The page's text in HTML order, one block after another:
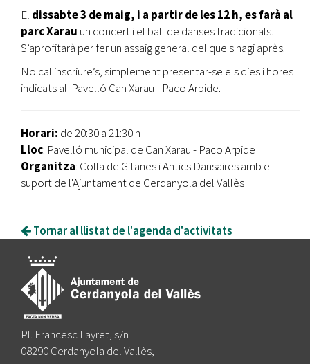
El dissabte 3 de maig, i a partir de les 12 h, es farà al
parc Xarau un concert i el ball de danses tradicionals.
S’aprofitarà per fer un assaig general del que s'hagi après.
No cal inscriure’s, simplement presentar-se els dies i hores
indicats al Pavelló Can Xarau - Paco Arpide.
Horari: de 20:30 a 21:30 h
Lloc: Pavelló municipal de Can Xarau - Paco Arpide
Organitza: Colla de Gitanes i Antics Dansaires amb el
suport de l'Ajuntament de Cerdanyola del Vallès
Tornar al llistat de l'agenda d'activitats
Pl. Francesc Layret, s/n
08290 Cerdanyola del Vallès,